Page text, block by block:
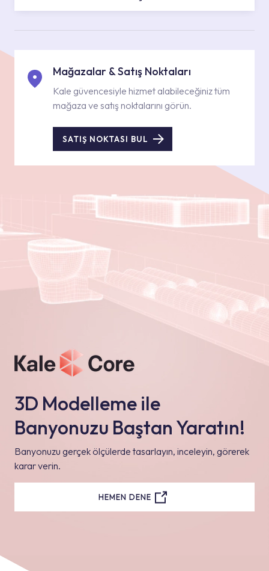
Mağazalar & Satış Noktaları
Kale güvencesiyle hizmet alabileceğiniz tüm
mağaza ve satış noktalarını görün.
SATIŞ NOKTASI BUL
3D Modelleme ile
Banyonuzu Baştan Yaratın!
Banyonuzu gerçek ölçülerde tasarlayın, inceleyin, görerek
karar verin.
HEMEN DENE